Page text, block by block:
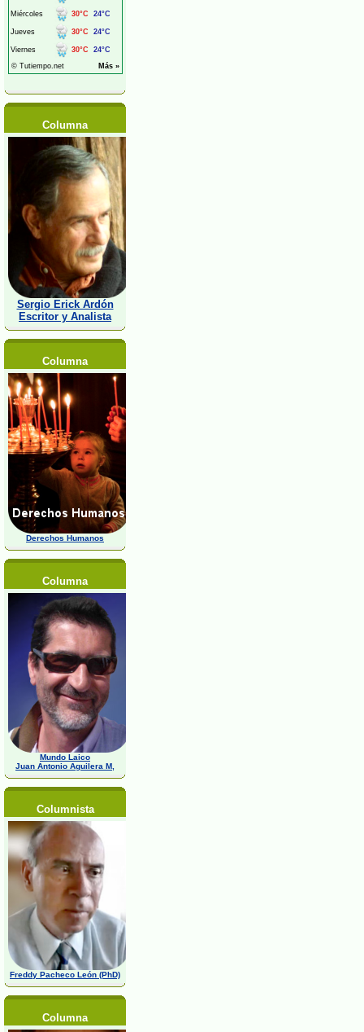
Columna
Sergio Erick Ardón
Escritor y Analista
Columna
Derechos Humanos
Columna
Mundo Laico
Juan Antonio Aguilera M,
Columnista
Freddy Pacheco León (PhD)
Columna